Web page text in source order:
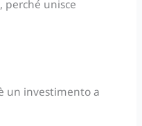
unisce
un investimento a